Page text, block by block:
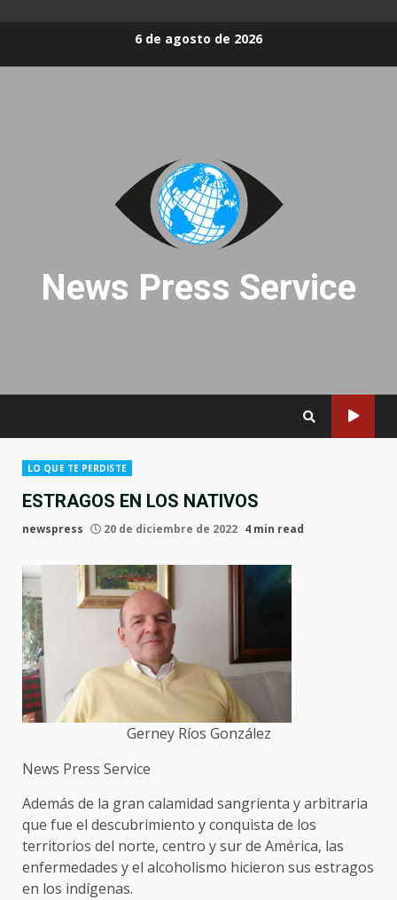
6 de agosto de 2026
News Press Service
LO QUE TE PERDISTE
ESTRAGOS EN LOS NATIVOS
newspress 20 de diciembre de 2022 4 min read
Gerney Ríos González
News Press Service
Además de la gran calamidad sangrienta y arbitraria
que fue el descubrimiento y conquista de los
territorios del norte, centro y sur de América, las
enfermedades y el alcoholismo hicieron sus estragos
en los indígenas.